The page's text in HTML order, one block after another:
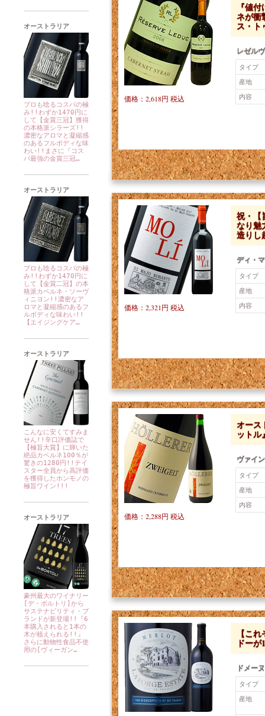
オーストラリア
プロも唸るコスパの極
み!!わずか1470円に
して【金賞三冠】獲得
の本格派シラーズ!!
濃密なアロマと凝縮感
のあるフルボディな味
わい!!まさに『コス
パ最強の金賞三冠…
オーストラリア
プロも唸るコスパの極
み!!わずか1470円に
して【金賞二冠】の本
格派カベルネ・ソーヴ
ィニヨン!!濃密なア
ロマと凝縮感のあるフ
ルボディな味わい!!
【エイジングケア…
オーストラリア
こんなに安くてすみま
せん!!辛口評価誌で
【極旨大賞】に輝いた
絶品カベルネ100％が
驚きの1280円!!テイ
スター全員から高評価
を獲得したホンモノの
極旨ワイン!!!
オーストラリア
豪州最大のワイナリー
[デ・ボルトリ]から
サステナビリティ・ブ
ランドが新登場!!『6
本購入されると1本の
木が植えられる!!』
さらに動物性食品不使
用の[ヴィーガン…
『値
ネが衝
ス・
レゼル
タイプ
産地
内容
価格：2,618円 税込
祝・【
なり魅
造り
ディ・
タイプ
産地
内容
価格：2,321円 税込
オース
ットル
ヴァイ
タイプ
産地
内容
価格：2,288円 税込
【こ
ドー
ドメー
タイプ
産地